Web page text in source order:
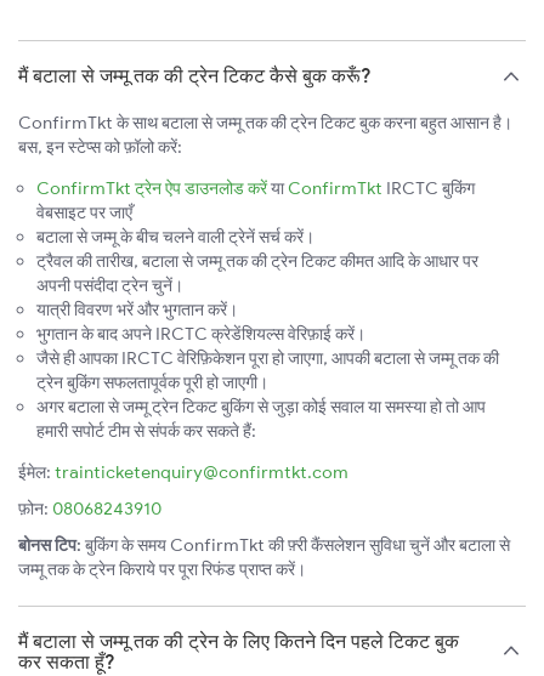
मैं बटाला से जम्मू तक की ट्रेन टिकट कैसे बुक करूँ?
ConfirmTkt के साथ बटाला से जम्मू तक की ट्रेन टिकट बुक करना बहुत आसान है।
बस, इन स्टेप्स को फ़ॉलो करें:
ConfirmTkt ट्रेन ऐप डाउनलोड करेंयाConfirmTkt IRCTC बुकिंग
वेबसाइट पर जाएँ
बटाला से जम्मू के बीच चलने वाली ट्रेनें सर्च करें।
ट्रैवल की तारीख, बटाला से जम्मू तक की ट्रेन टिकट कीमत आदि के आधार पर
अपनी पसंदीदा ट्रेन चुनें।
यात्री विवरण भरें और भुगतान करें।
भुगतान के बाद अपने IRCTC क्रेडेंशियल्स वेरिफ़ाई करें।
जैसे ही आपका IRCTC वेरिफ़िकेशन पूरा हो जाएगा, आपकी बटाला से जम्मू तक की
ट्रेन बुकिंग सफलतापूर्वक पूरी हो जाएगी।
अगर बटाला से जम्मू ट्रेन टिकट बुकिंग से जुड़ा कोई सवाल या समस्या हो तो आप
हमारी सपोर्ट टीम से संपर्क कर सकते हैं:
ईमेल: trainticketenquiry@confirmtkt.com
फ़ोन: 08068243910
बोनस टिप: बुकिंग के समय ConfirmTkt की फ़्री कैंसलेशन सुविधा चुनें और बटाला से
जम्मू तक के ट्रेन किराये पर पूरा रिफंड प्राप्त करें।
मैं बटाला से जम्मू तक की ट्रेन के लिए कितने दिन पहले टिकट बुक
कर सकता हूँ?